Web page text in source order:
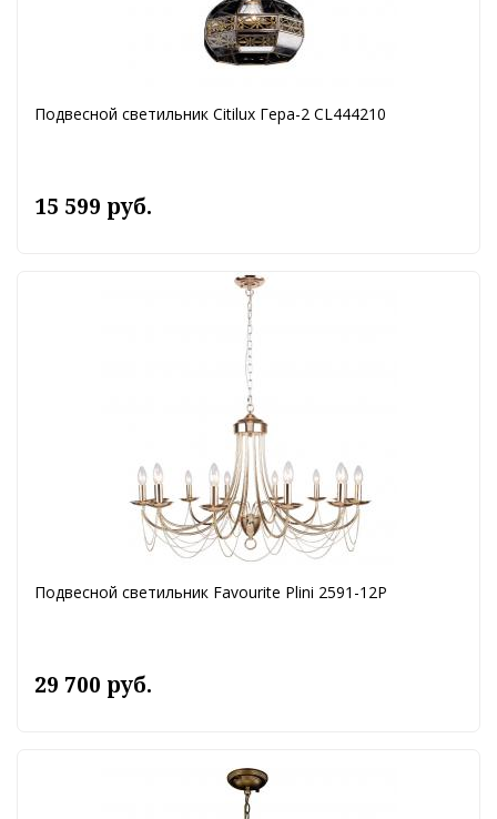
Подвесной светильник Citilux Гера-2 CL444210
15 599 руб.
Подвесной светильник Favourite Plini 2591-12P
29 700 руб.